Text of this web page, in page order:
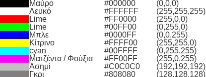
Μαύρο #000000
(0,0,0)
Λευκό
#FFFFFF
(255,255,255)
Lime
#FF0000
(255,0,0)
Lime
#00FF00
(0,255,0)
Μπλε
#0000FF
(0,0,255)
Κίτρινο
#FFFF00
(255,255,0)
cyan
#00FFFF
(0,255,255)
Ματζέντα / Φούξια
#FF00FF
(255,0,255)
Ασημί
#C0C0C0
(192,192,192)
Γκρι
#808080
(128,128,128)